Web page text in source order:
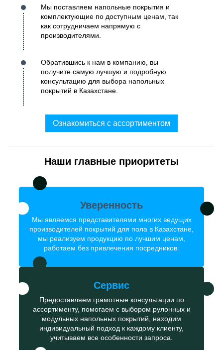
Мы поставляем напольные покрытия и
комплектующие по доступным ценам, так
как сотрудничаем напрямую с
производителями.
Обратившись к нам в компанию, вы
получите самую лучшую и подробную
консультацию для выбора напольных
покрытий в Казахстане.
Ознакомиться с ассортиментом
Наши главные приоритеты
Уверенность
Мы являемся представителями многих ведущих
производителей покрытий для пола в Казахстане,
мы реализуем продукцию по лучшим ценам,
работаем без привлечения посредников.
Сервис
Предоставляем грамотные консультации по
ассортименту, помогаем с выбором рулонных и
модульных напольных покрытий, находим
индивидуальный подход к каждому клиенту,
учитываем все особенности запроса.